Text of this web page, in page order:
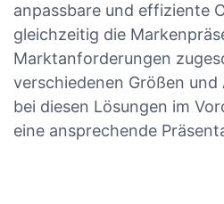
anpassbare und effiziente
gleichzeitig die
Marktanforderungen
verschiedenen Größen
bei diesen Lösungen im
eine ansprechende